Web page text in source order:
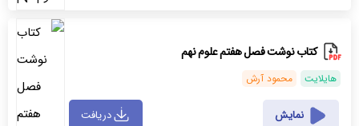
کتاب نوشت فصل هفتم علوم نهم
هایلایت محمود آرش
نمایش دریافت